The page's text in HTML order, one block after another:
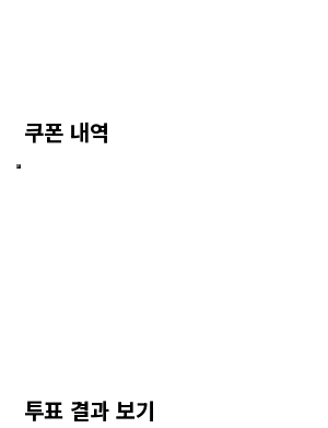
쿠폰 내역
투표 결과 보기